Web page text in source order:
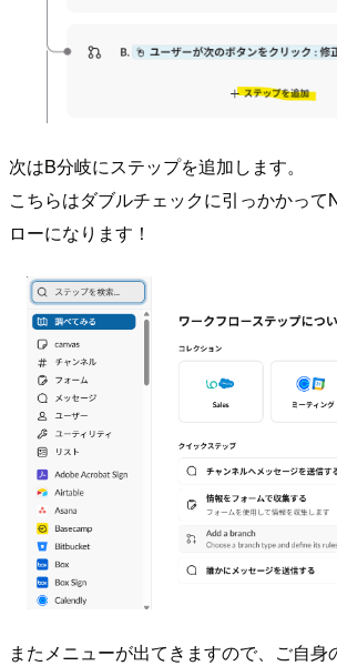
次はB分岐にステップを追加します。
こちらはダブルチェックに引っかかって
ローになります！
またメニューが出てきますので、ご自身